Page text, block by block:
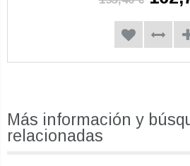
Más información y
relacionadas